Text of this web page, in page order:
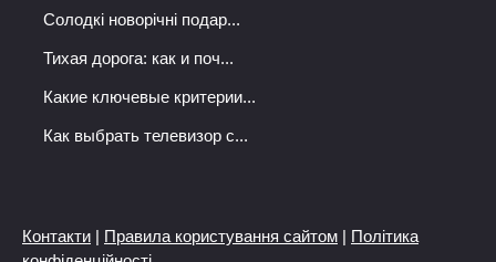
Солодкі новорічні подар...
Тихая дорога: как и поч...
Какие ключевые критерии...
Как выбрать телевизор с...
Контакти | Правила користування сайтом | Політика